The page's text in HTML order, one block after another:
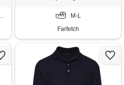
M-L
Farfetch